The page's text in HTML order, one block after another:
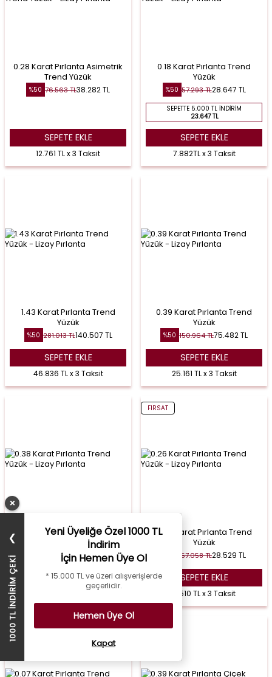
0.28 Karat Pırlanta Asimetrik
Trend Yüzük
%50 76.563TL38.282TL
SEPETE EKLE
12.761 TL x 3 Taksit
0.18 Karat Pırlanta Trend
Yüzük
%50 57.293TL28.647 TL
SEPETTE 5.000 TL İNDIRIM
23.647 TL
SEPETE EKLE
7.882TL x 3 Taksit
1.43 Karat Pırlanta Trend
Yüzük
%50 281.013TL140.507 TL
SEPETE EKLE
46.836 TL x 3 Taksit
0.39 Karat Pırlanta Trend
Yüzük
%50 150.964TL75.482TL
SEPETE EKLE
25.161 TL x 3 Taksit
0.38 Karat Pırlanta Trend
72.615TL36.308TL
SEPETE EKLE
12.103 TL x 3 Taksit
FIRSAT
0.26 Karat Pırlanta Trend
Yüzük
57.058TL28.529 TL
SEPETE EKLE
9.510 TL x 3 Taksit
×
❯
1000 TL İNDİRİM ÇEKİ
Yeni Üyeliğe Özel 1000 TL
İndirim
İçin Hemen Üye Ol
* 15.000 TL ve üzeri alışverişlerde
geçerlidir.
Hemen Üye Ol
Kapat